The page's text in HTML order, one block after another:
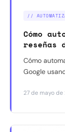
//
Cómo
reseñas
Cómo
Google
alimenta tu
27 de mayo de